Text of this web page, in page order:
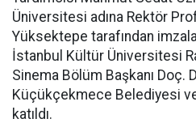
Üniversitesi adına Rektör
Yüksektepe tarafından
İstanbul Kültür Üniversitesi
Sinema Bölüm Başkanı Doç.
Küçükçekmece Belediyesi
katıldı.